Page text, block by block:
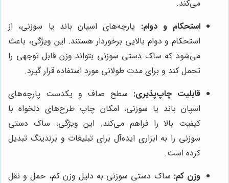
می‌کند.
استحکام و دوام: پارچه‌های اسپان باند یا سوزنی، از
استحکام و دوام بالایی برخوردار هستند. این ویژگی، باعث
می‌شود که ساک دستی سوزنی بتواند وزن قابل توجهی را
تحمل کند و برای مدت طولانی مورد استفاده قرار گیرد.
قابلیت چاپ‌پذیری: سطح صاف و یکدست پارچه‌های
اسپان باند یا سوزنی، امکان چاپ طرح‌های دلخواه با
کیفیت بالا را فراهم می‌کند. این ویژگی، ساک دستی
سوزنی را به ابزاری ایده‌آل برای تبلیغات و برندینگ تبدیل
کرده است.
وزن کم: ساک دستی سوزنی به دلیل وزن کم، حمل و نقل